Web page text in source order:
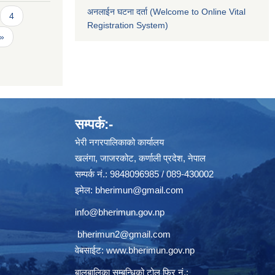
4
अनलाईन घटना दर्ता (Welcome to Online Vital
Registration System)
सम्पर्क:-
भेरी नगरपालिकाको कार्यालय
खलंगा, जाजरकोट, कर्णाली प्रदेश, नेपाल
सम्पर्क नं.: 9848096985 / 089-430002
इमेल: bherimun@gmail.com
info@bherimun.gov.np
bherimun2@gmail.com
वेबसाईट: www.bherimun.gov.np
बालबालिका सम्बन्धिको टोल फ्रि नं.: